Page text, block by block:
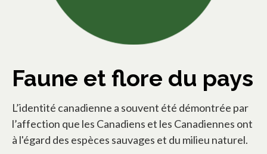
Faune et flore du pays
L’identité canadienne a souvent été démontrée par
l’affection que les Canadiens et les Canadiennes ont
à l'égard des espèces sauvages et du milieu naturel.